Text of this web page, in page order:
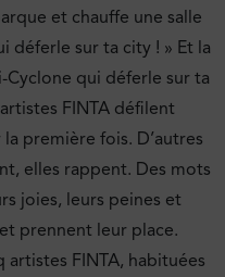
et chauffe une salle
déferle sur ta city ! » Et la
qui déferle sur ta
FINTA défilent
première fois. D’autres
elles rappent. Des mots
joies, leurs peines et
prennent leur place.
FINTA, habituées